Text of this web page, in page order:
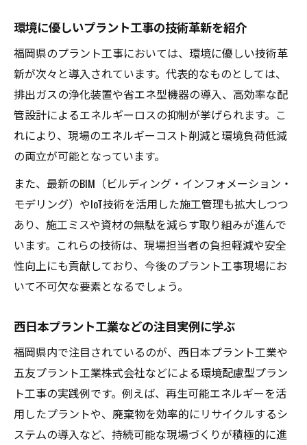
環境に優しいプラント工事の技術革新を紹介
福岡県のプラント工事においては、環境に優しい技術革
新が次々と導入されています。代表的なものとしては、
排出ガスの浄化装置や省エネ型機器の導入、高効率な配
管設計によるエネルギーロスの抑制が挙げられます。こ
れにより、現場のエネルギーコスト削減と環境負荷低減
の両立が可能となっています。
また、最新のBIM（ビルディング・インフォメーション・
モデリング）やIoT技術を活用した施工管理も拡大しつつ
あり、施工ミスや資材の無駄を減らす取り組みが進んで
います。これらの技術は、現場担当者の負担軽減や安全
性向上にも貢献しており、今後のプラント工事現場にお
いて不可欠な要素となるでしょう。
西日本プラント工業などの注目実例に学ぶ
福岡県内で注目されているのが、西日本プラント工業や
五友プラント工業株式会社などによる環境配慮型プラン
ト工事の実践例です。例えば、再生可能エネルギーを活
用したプラントや、廃棄物を効率的にリサイクルするシ
ステムの導入など、持続可能な現場づくりが積極的に進